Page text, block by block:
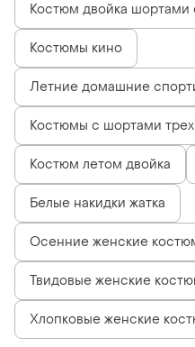
Костюм двойка
Костюмы кино
Летние домашние
Костюмы с шортами
Костюм летом двойка
Белые накидки жатка
Осенние женские
Твидовые женские
Хлопковые женские